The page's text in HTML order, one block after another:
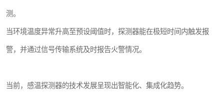
测。
当环境温度异常升高至预设阈值时，探测器能在极短时间内触发报
警，并通过信号传输系统及时报告火警情况。
当前，感温探测器的技术发展呈现出智能化、集成化趋势。